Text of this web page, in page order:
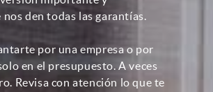
nos den todas las garantías.
por una empresa o por
en el presupuesto. A veces
Revisa con atención lo que te